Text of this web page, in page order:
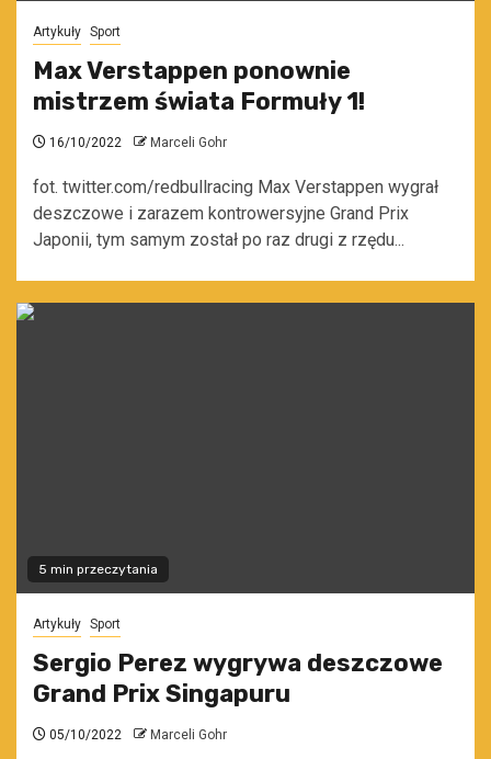
Artykuły Sport
Max Verstappen ponownie
mistrzem świata Formuły 1!
16/10/2022 Marceli Gohr
fot. twitter.com/redbullracing Max Verstappen wygrał
deszczowe i zarazem kontrowersyjne Grand Prix
Japonii, tym samym został po raz drugi z rzędu...
5 min przeczytania
Artykuły Sport
Sergio Perez wygrywa deszczowe
Grand Prix Singapuru
05/10/2022 Marceli Gohr